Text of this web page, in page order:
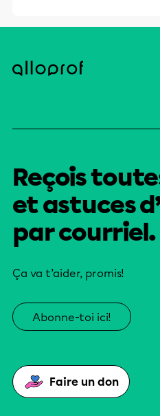
Reçois
et astuces
par courriel.
Ça va t’aider, promis!
Abonne-toi ici!
Faire un don